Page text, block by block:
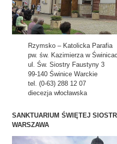
Rzymsko – Katolicka Parafia
pw. św. Kazimierza w
ul. Św. Siostry Faustyny 3
99-140 Świnice Warckie
tel. (0-63) 288 12 07
diecezja włocławska
SANKTUARIUM ŚWIĘTEJ
WARSZAWA